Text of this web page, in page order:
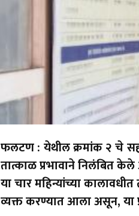
फलटण : येथील क्रमांक २ चे सह
तात्काळ प्रभावाने निलंबित
या चार महिन्यांच्या
व्यक्त करण्यात आला असून,